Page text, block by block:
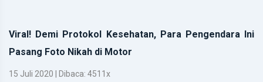
Viral! Demi Protokol Kesehatan, Para Pengendara Ini
Pasang Foto Nikah di Motor
15 Juli 2020 | Dibaca: 4511x